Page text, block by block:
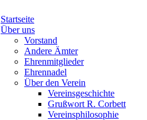
Startseite
Über uns
Vorstand
Andere Ämter
Ehrenmitglieder
Ehrennadel
Über den Verein
Vereinsgeschichte
Grußwort R. Corbett
Vereinsphilosophie